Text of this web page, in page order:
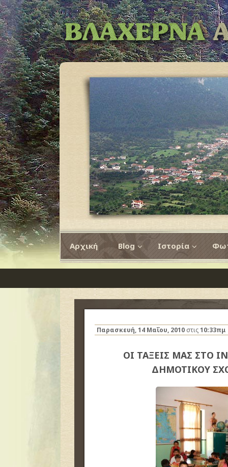
Αρχική Blog Ιστορία
Παρασκευή, 14 Μαΐου, 2010 στις10:33πμ
ΟΙ ΤΑΞΕΙΣ ΜΑΣ ΣΤΟ
ΔΗΜΟΤΙΚΟΥ